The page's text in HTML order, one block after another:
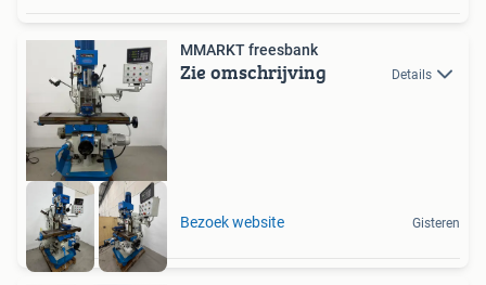
MMARKT freesbank
Zie omschrijving Details
Bezoek website Gisteren